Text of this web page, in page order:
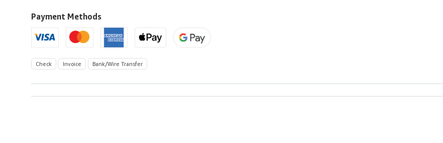
U.S.A.
Payment Methods
Check Invoice Bank/Wire Transfer